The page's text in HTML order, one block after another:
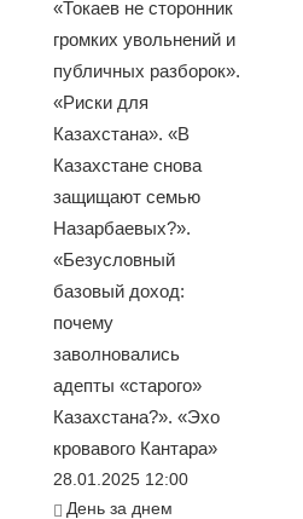
«Токаев не сторонник
громких увольнений и
публичных разборок».
«Риски для
Казахстана». «В
Казахстане снова
защищают семью
Назарбаевых?».
«Безусловный
базовый доход:
почему
заволновались
адепты «старого»
Казахстана?». «Эхо
кровавого Кантара»
28.01.2025 12:00
День за днем